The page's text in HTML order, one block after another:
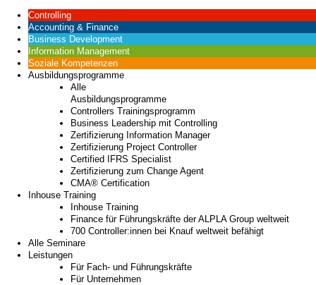
Controlling
Accounting & Finance
Business Development
Information Management
Soziale Kompetenzen
Ausbildungsprogramme
Alle
Ausbildungsprogramme
Controllers Trainingsprogramm
Business Leadership mit Controlling
Zertifizierung Information Manager
Zertifizierung Project Controller
Certified IFRS Specialist
Zertifizierung zum Change Agent
CMA® Certification
Inhouse Training
Inhouse Training
Finance für Führungskräfte der ALPLA Group weltweit
700 Controller:innen bei Knauf weltweit befähigt
Alle Seminare
Leistungen
Für Fach- und Führungskräfte
Für Unternehmen